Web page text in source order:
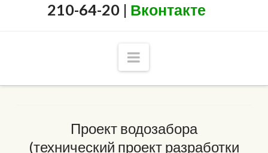
210-64-20 | Вконтакте
Navigation
Проект водозабора
(технический проект разработки